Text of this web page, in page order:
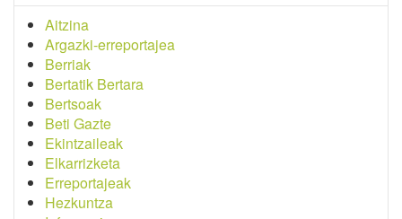
Aitzina
Argazki-erreportajea
Berriak
Bertatik Bertara
Bertsoak
Beti Gazte
Ekintzaileak
Elkarrizketa
Erreportajeak
Hezkuntza